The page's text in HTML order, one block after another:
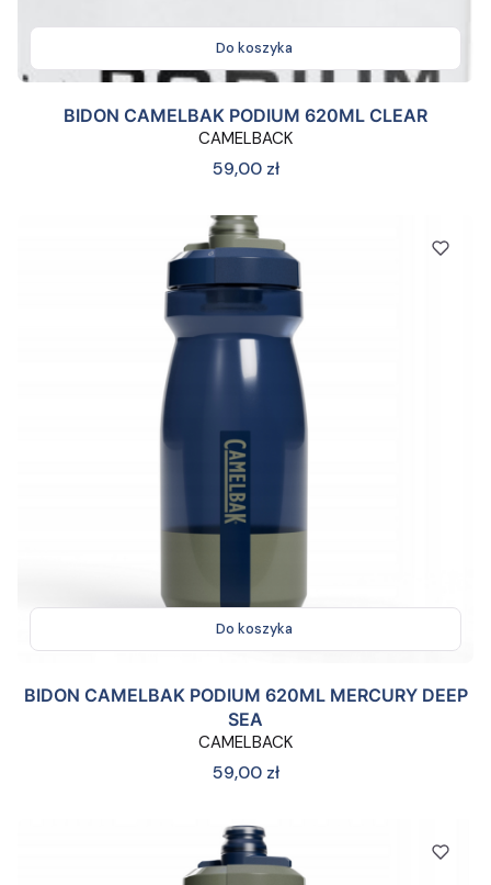
Do koszyka
BIDON CAMELBAK PODIUM 620ML CLEAR
CAMELBACK
Cena
59,00 zł
Do koszyka
BIDON CAMELBAK PODIUM 620ML MERCURY DEEP
SEA
CAMELBACK
Cena
59,00 zł